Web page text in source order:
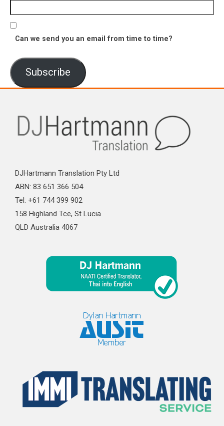
Can we send you an email from time to time?
Subscribe
DJHartmann Translation Pty Ltd
ABN: 83 651 366 504
Tel: +61 744 399 902
158 Highland Tce, St Lucia
QLD Australia 4067